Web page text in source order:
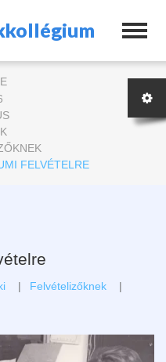
FELVÉTELRE
Felvételizőknek